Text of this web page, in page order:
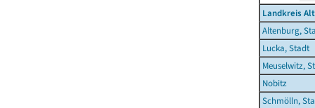
Landkreis
Altenburg,
Lucka, Stadt
Meuselwitz,
Nobitz
Schmölln,